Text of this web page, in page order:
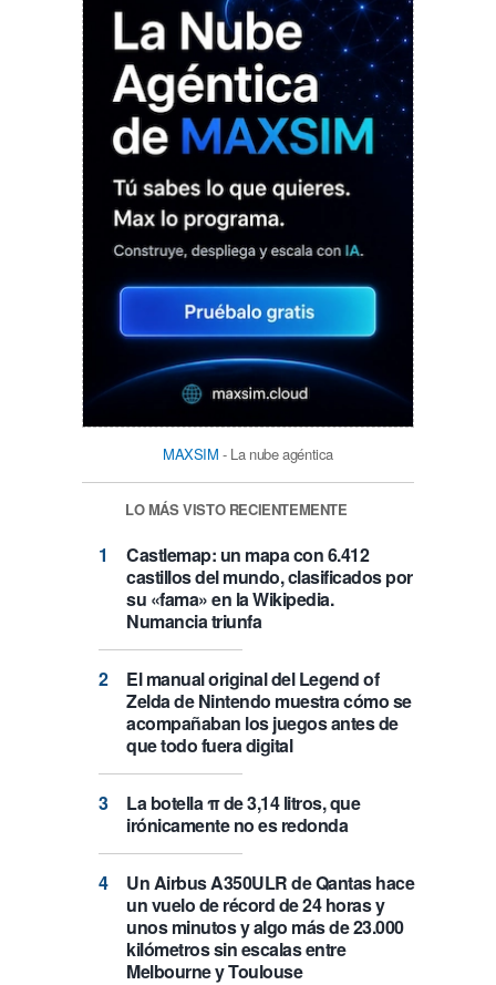
MAXSIM - La nube agéntica
LO MÁS VISTO RECIENTEMENTE
Castlemap: un mapa con 6.412
castillos del mundo, clasificados por
su «fama» en la Wikipedia.
Numancia triunfa
El manual original del Legend of
Zelda de Nintendo muestra cómo se
acompañaban los juegos antes de
que todo fuera digital
La botella π de 3,14 litros, que
irónicamente no es redonda
Un Airbus A350ULR de Qantas hace
un vuelo de récord de 24 horas y
unos minutos y algo más de 23.000
kilómetros sin escalas entre
Melbourne y Toulouse